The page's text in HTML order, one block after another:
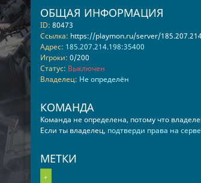
ОБЩАЯ ИНФОРМАЦИЯ
ID: 80473
Ссылка: https://playmon.ru/server/
Адрес: 185.207.214.198:35400
Игроки: 0/200
Статус: Выключен
Владелец: Не определён
КОМАНДА
Команда не определена, потому что
Если ты владелец, подтверди права на
МЕТКИ
+